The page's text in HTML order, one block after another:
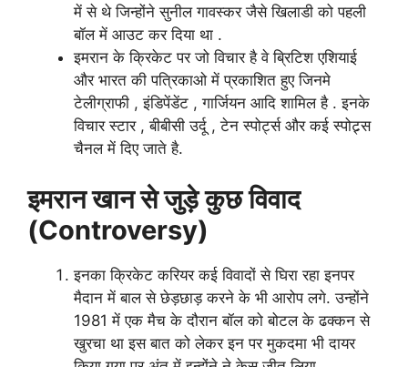
में से थे जिन्होंने सुनील गावस्कर जैसे खिलाडी को पहली
बॉल में आउट कर दिया था .
इमरान के क्रिकेट पर जो विचार है वे ब्रिटिश एशियाई
और भारत की पत्रिकाओ में प्रकाशित हुए जिनमे
टेलीग्राफी , इंडिपेंडेंट , गार्जियन आदि शामिल है . इनके
विचार स्टार , बीबीसी उर्दू , टेन स्पोर्ट्स और कई स्पोट्र्स
चैनल में दिए जाते है.
इमरान खान से जुड़े कुछ विवाद
(Controversy)
इनका क्रिकेट करियर कई विवादों से घिरा रहा इनपर
मैदान में बाल से छेड़छाड़ करने के भी आरोप लगे. उन्होंने
1981 में एक मैच के दौरान बॉल को बोटल के ढक्कन से
खुरचा था इस बात को लेकर इन पर मुकदमा भी दायर